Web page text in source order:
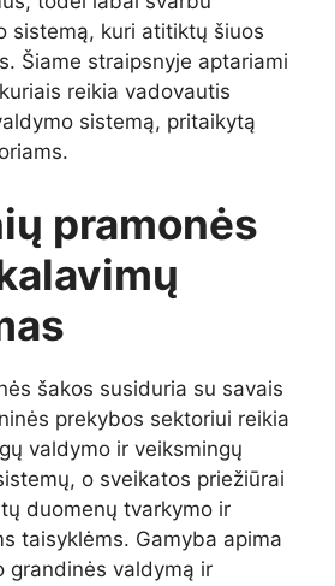
sistemą, kuri atitiktų šiuos
Šiame straipsnyje aptariami
reikia vadovautis
sistemą, pritaikytą
pramonės
šakos susiduria su savais
prekybos sektoriui reikia
valdymo ir veiksmingų
o sveikatos priežiūrai
duomenų tvarkymo ir
taisyklėms. Gamyba apima
grandinės valdymą ir